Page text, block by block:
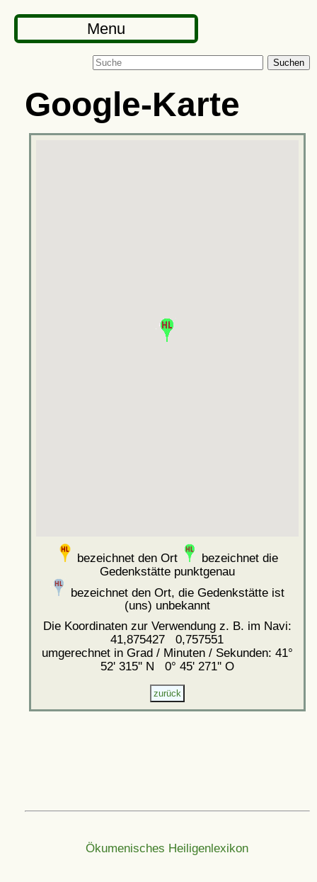
Menu
Suchen
Google-Karte
bezeichnet den Ort
bezeichnet die
Gedenkstätte punktgenau
bezeichnet den Ort, die Gedenkstätte ist
(uns) unbekannt
Die Koordinaten zur Verwendung z. B. im Navi:
41,875427 0,757551
umgerechnet in Grad / Minuten / Sekunden: 41°
52' 315'' N 0° 45' 271'' O
Ökumenisches Heiligenlexikon